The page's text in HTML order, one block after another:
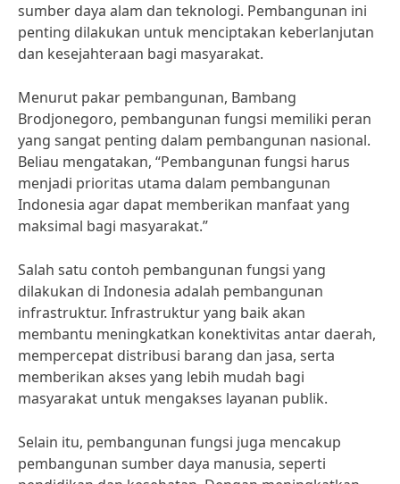
sumber daya alam dan teknologi. Pembangunan ini
penting dilakukan untuk menciptakan keberlanjutan
dan kesejahteraan bagi masyarakat.
Menurut pakar pembangunan, Bambang
Brodjonegoro, pembangunan fungsi memiliki peran
yang sangat penting dalam pembangunan nasional.
Beliau mengatakan, “Pembangunan fungsi harus
menjadi prioritas utama dalam pembangunan
Indonesia agar dapat memberikan manfaat yang
maksimal bagi masyarakat.”
Salah satu contoh pembangunan fungsi yang
dilakukan di Indonesia adalah pembangunan
infrastruktur. Infrastruktur yang baik akan
membantu meningkatkan konektivitas antar daerah,
mempercepat distribusi barang dan jasa, serta
memberikan akses yang lebih mudah bagi
masyarakat untuk mengakses layanan publik.
Selain itu, pembangunan fungsi juga mencakup
pembangunan sumber daya manusia, seperti